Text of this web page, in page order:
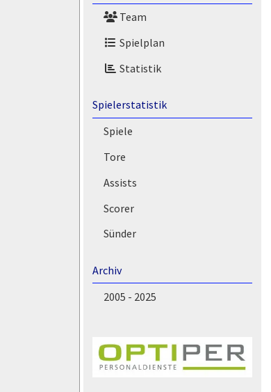
Team
Spielplan
Statistik
Spielerstatistik
Spiele
Tore
Assists
Scorer
Sünder
Archiv
2005 - 2025